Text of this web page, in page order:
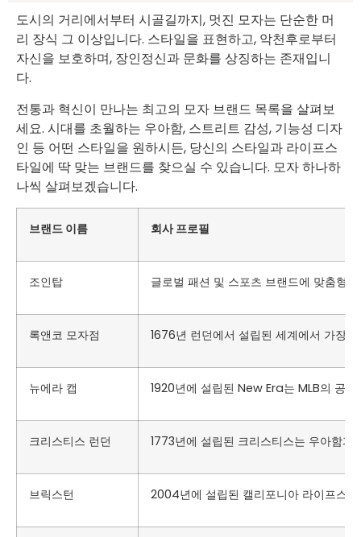
도시의 거리에서부터 시골길까지, 멋진 모자는 단순한 머
리 장식 그 이상입니다. 스타일을 표현하고, 악천후로부터
자신을 보호하며, 장인정신과 문화를 상징하는 존재입니
다.
전통과 혁신이 만나는 최고의 모자 브랜드 목록을 살펴보
세요. 시대를 초월하는 우아함, 스트리트 감성, 기능성 디자
인 등 어떤 스타일을 원하시든, 당신의 스타일과 라이프스
타일에 딱 맞는 브랜드를 찾으실 수 있습니다. 모자 하나하
나씩 살펴보겠습니다.
브랜드 이름 회사 프로필
조인탑 글로벌 패션 및 스포츠 브랜드에 맞춤형
록앤코 모자점 1676년 런던에서 설립된 세계에서 가장
뉴에라 캡 1920년에 설립된 New Era는 MLB의 공
크리스티스 런던 1773년에 설립된 크리스티스는 우아함
브릭스턴 2004년에 설립된 캘리포니아 라이프스